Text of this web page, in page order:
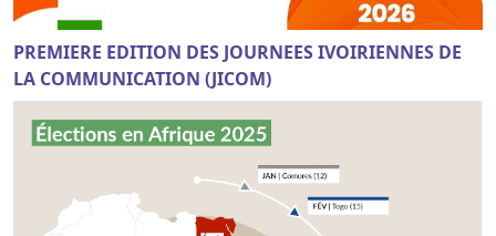
PREMIERE EDITION DES JOURNEES IVOIRIENNES DE
LA COMMUNICATION (JICOM)